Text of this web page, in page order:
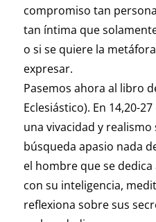
compromiso tan
tan íntima que
o si se quiere la
expresar.
Pasemos ahora al libro
Eclesiástico). En 14,20-
una vivacidad y
búsqueda apasio nada
el hombre que se
con su inteligencia,
reflexiona sobre sus